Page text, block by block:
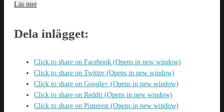
Läs mer
Dela inlägget:
Click to share on Facebook (Opens in new window)
Click to share on Twitter (Opens in new window)
Click to share on Google+ (Opens in new window)
Click to share on Reddit (Opens in new window)
Click to share on Pinterest (Opens in new window)